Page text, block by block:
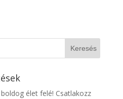
élet felé! Csatlakozz